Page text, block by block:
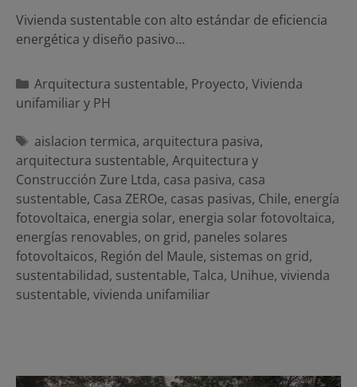
Vivienda sustentable con alto estándar de eficiencia
energética y diseño pasivo…
Categorías
Arquitectura sustentable, Proyecto, Vivienda
unifamiliar y PH
Etiquetas
aislacion termica, arquitectura pasiva,
arquitectura sustentable, Arquitectura y
Construcción Zure Ltda, casa pasiva, casa
sustentable, Casa ZEROe, casas pasivas, Chile, energía
fotovoltaica, energia solar, energia solar fotovoltaica,
energías renovables, on grid, paneles solares
fotovoltaicos, Región del Maule, sistemas on grid,
sustentabilidad, sustentable, Talca, Unihue, vivienda
sustentable, vivienda unifamiliar